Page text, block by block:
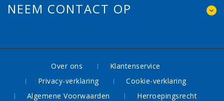
NEEM CONTACT OP
Over ons
Klantenservice
Privacy-verklaring
Cookie-verklaring
Algemene Voorwaarden
Herroepingsrecht